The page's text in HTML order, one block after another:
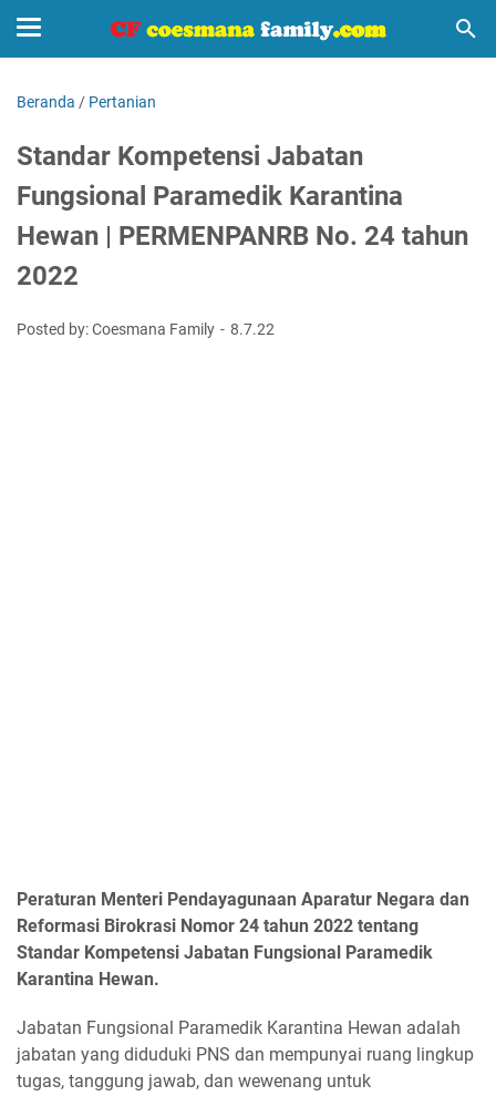
Beranda / Pertanian
Standar Kompetensi Jabatan
Fungsional Paramedik Karantina
Hewan | PERMENPANRB No. 24 tahun
2022
Posted by: Coesmana Family 8.7.22
Peraturan Menteri Pendayagunaan Aparatur Negara dan
Reformasi Birokrasi Nomor 24 tahun 2022 tentang
Standar Kompetensi Jabatan Fungsional Paramedik
Karantina Hewan.
Jabatan Fungsional Paramedik Karantina Hewan adalah
jabatan yang diduduki PNS dan mempunyai ruang lingkup
tugas, tanggung jawab, dan wewenang untuk